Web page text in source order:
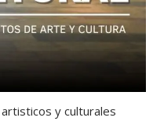
y culturales